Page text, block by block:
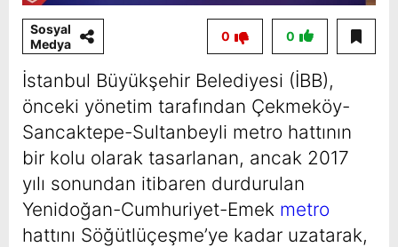
Sosyal
Medya
0
0
İstanbul Büyükşehir Belediyesi (İBB),
önceki yönetim tarafından Çekmeköy-
Sancaktepe-Sultanbeyli metro hattının
bir kolu olarak tasarlanan, ancak 2017
yılı sonundan itibaren durdurulan
Yenidoğan-Cumhuriyet-Emek metro
hattını Söğütlüçeşme’ye kadar uzatarak,